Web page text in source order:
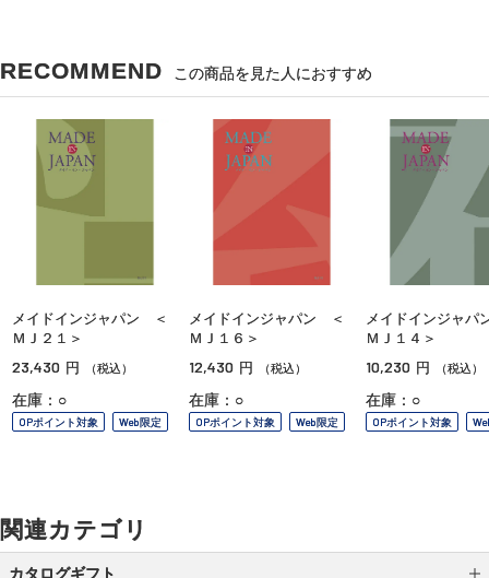
RECOMMEND この商品を見た人におすすめ
メイドインジャパン ＜
ＭＪ２１＞
23,430 円 （税込）
在庫：○
OPポイント対象 Web限定
メイドインジャパン ＜
ＭＪ１６＞
12,430 円 （税込）
在庫：○
OPポイント対象 Web限定
メイドインジャ
ＭＪ１４＞
10,230 円 （税込）
在庫：○
OPポイント対象
関連カテゴリ
カタログギフト